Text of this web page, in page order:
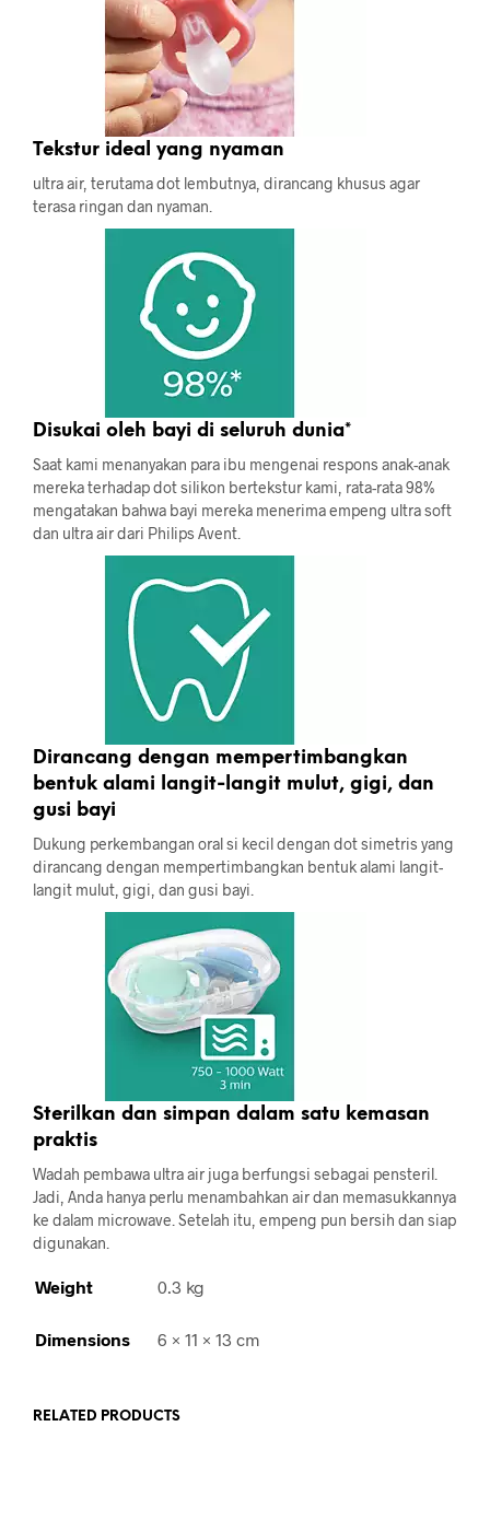
Tekstur ideal yang nyaman
ultra air, terutama dot lembutnya, dirancang khusus agar
terasa ringan dan nyaman.
Disukai oleh bayi di seluruh dunia*
Saat kami menanyakan para ibu mengenai respons anak-anak
mereka terhadap dot silikon bertekstur kami, rata-rata 98%
mengatakan bahwa bayi mereka menerima empeng ultra soft
dan ultra air dari Philips Avent.
Dirancang dengan mempertimbangkan
bentuk alami langit-langit mulut, gigi, dan
gusi bayi
Dukung perkembangan oral si kecil dengan dot simetris yang
dirancang dengan mempertimbangkan bentuk alami langit-
langit mulut, gigi, dan gusi bayi.
Sterilkan dan simpan dalam satu kemasan
praktis
Wadah pembawa ultra air juga berfungsi sebagai pensteril.
Jadi, Anda hanya perlu menambahkan air dan memasukkannya
ke dalam microwave. Setelah itu, empeng pun bersih dan siap
digunakan.
Weight 0.3 kg
Dimensions 6 × 11 × 13 cm
RELATED PRODUCTS